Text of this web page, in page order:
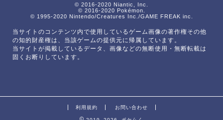
© 2016-2020 Niantic, Inc.
© 2016-2020 Pokémon.
© 1995-2020 Nintendo/Creatures Inc./GAME FREAK inc.
当サイトのコンテンツ内で使用しているゲーム画像の著作権その他
の知的財産権は、当該ゲームの提供元に帰属しています。
当サイトが掲載しているデータ、画像などの無断使用・無断転載は
固くお断りしています。
利用規約 お問い合わせ